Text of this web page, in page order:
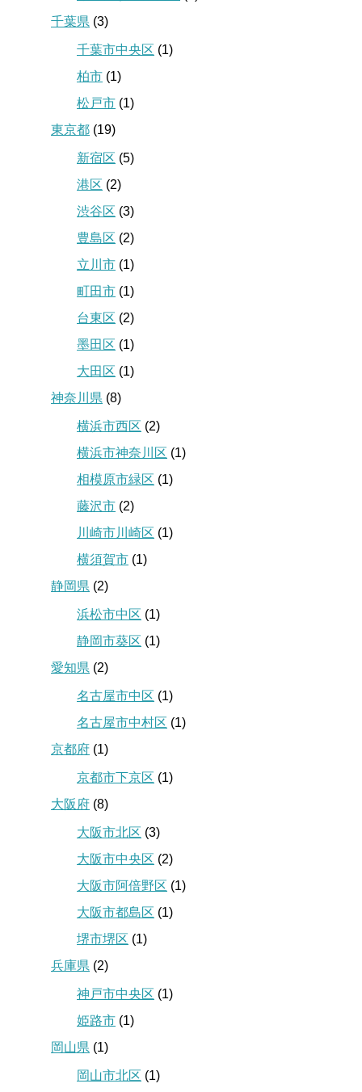
千葉県 (3)
千葉市中央区 (1)
柏市 (1)
松戸市 (1)
東京都 (19)
新宿区 (5)
港区 (2)
渋谷区 (3)
豊島区 (2)
立川市 (1)
町田市 (1)
台東区 (2)
墨田区 (1)
大田区 (1)
神奈川県 (8)
横浜市西区 (2)
横浜市神奈川区 (1)
相模原市緑区 (1)
藤沢市 (2)
川崎市川崎区 (1)
横須賀市 (1)
静岡県 (2)
浜松市中区 (1)
静岡市葵区 (1)
愛知県 (2)
名古屋市中区 (1)
名古屋市中村区 (1)
京都府 (1)
京都市下京区 (1)
大阪府 (8)
大阪市北区 (3)
大阪市中央区 (2)
大阪市阿倍野区 (1)
大阪市都島区 (1)
堺市堺区 (1)
兵庫県 (2)
神戸市中央区 (1)
姫路市 (1)
岡山県 (1)
岡山市北区 (1)